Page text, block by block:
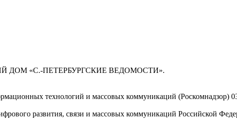
ДОМ «С.-ПЕТЕРБУРГСКИЕ ВЕДОМОСТИ».
технологий и массовых коммуникаций (Роскомнадзор)
развития, связи и массовых коммуникаций Российской